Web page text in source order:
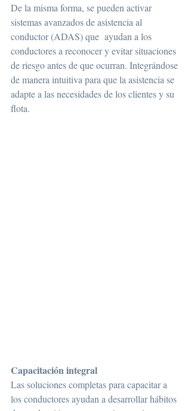
De la misma forma, se pueden activar
sistemas avanzados de asistencia al
conductor (ADAS) que  ayudan a los
conductores a reconocer y evitar situaciones
de riesgo antes de que ocurran. Integrándose
de manera intuitiva para que la asistencia se
adapte a las necesidades de los clientes y su
flota.
Capacitación integral
Las soluciones completas para capacitar a
los conductores ayudan a desarrollar hábitos